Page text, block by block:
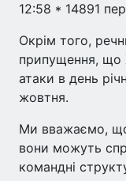
12:58 * 14891
Окрім того,
припущення,
атаки в день
жовтня.
Ми вважаємо, що
вони можуть
командні